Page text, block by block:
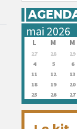
L M M
27 28 29
4
5 6
11
12 13
18
19 20
25
26 27